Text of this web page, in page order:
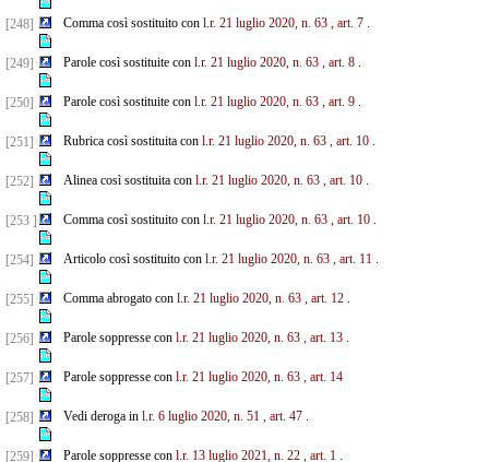
[248] Comma così sostituito con l.r. 21 luglio 2020, n. 63 , art. 7.
[249] Parole così sostituite con l.r. 21 luglio 2020, n. 63 , art. 8.
[250] Parole così sostituite con l.r. 21 luglio 2020, n. 63 , art. 9.
[251] Rubrica così sostituita con l.r. 21 luglio 2020, n. 63 , art. 10.
[252] Alinea così sostituita con l.r. 21 luglio 2020, n. 63 , art. 10.
[253 ] Comma così sostituito con l.r. 21 luglio 2020, n. 63 , art. 10.
[254] Articolo così sostituito con l.r. 21 luglio 2020, n. 63 , art. 11.
[255] Comma abrogato con l.r. 21 luglio 2020, n. 63 , art. 12.
[256] Parole soppresse con l.r. 21 luglio 2020, n. 63 , art. 13.
[257] Parole soppresse con l.r. 21 luglio 2020, n. 63 , art. 14
[258] Vedi deroga in l.r. 6 luglio 2020, n. 51 , art. 47.
[259] Parole soppresse con l.r. 13 luglio 2021, n. 22 , art. 1.